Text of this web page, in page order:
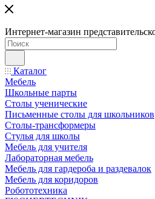
Интернет-магазин
Каталог
Мебель
Школьные парты
Столы ученические
Письменные столы для школьников
Столы-трансформеры
Стулья для школы
Мебель для учителя
Лабораторная мебель
Мебель для гардероба и раздевалок
Мебель для коридоров
Робототехника